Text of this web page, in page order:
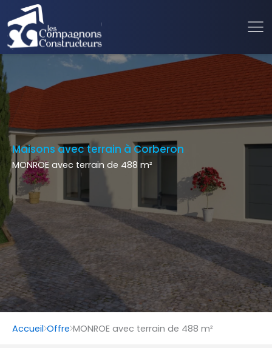
Maisons avec terrain à Corberon
MONROE avec terrain de 488 m²
Accueil Offre MONROE avec terrain de 488 m²